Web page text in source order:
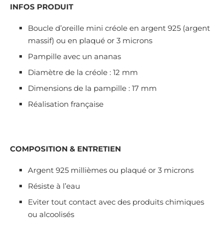
INFOS PRODUIT
Boucle d’oreille mini créole en argent 925 (argent
massif) ou en plaqué or 3 microns
Pampille avec un ananas
Diamètre de la créole : 12 mm
Dimensions de la pampille : 17 mm
Réalisation française
COMPOSITION & ENTRETIEN
Argent 925 millièmes ou plaqué or 3 microns
Résiste à l’eau
Eviter tout contact avec des produits chimiques
ou alcoolisés